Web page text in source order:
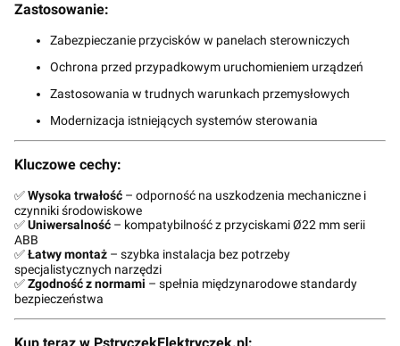
Zastosowanie:
Zabezpieczanie przycisków w panelach sterowniczych
Ochrona przed przypadkowym uruchomieniem urządzeń
Zastosowania w trudnych warunkach przemysłowych
Modernizacja istniejących systemów sterowania
Kluczowe cechy:
✅Wysoka trwałość – odporność na uszkodzenia mechaniczne i
czynniki środowiskowe
✅Uniwersalność – kompatybilność z przyciskami Ø22 mm serii
ABB
✅Łatwy montaż – szybka instalacja bez potrzeby
specjalistycznych narzędzi
✅Zgodność z normami – spełnia międzynarodowe standardy
bezpieczeństwa